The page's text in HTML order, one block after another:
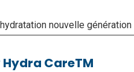
nouvelle génération
Hydra CareTM